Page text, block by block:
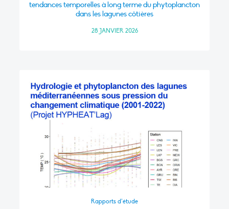
tendances temporelles à long terme du phytoplancton
dans les lagunes côtières
28 JANVIER 2026
Rapports d’étude